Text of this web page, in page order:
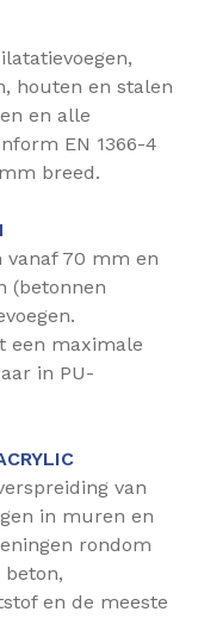
houten en stalen
en alle
EN 1366-4
breed.
vanaf 70 mm en
(betonnen
een maximale
in PU-
van
in muren en
rondom
beton,
en de meeste